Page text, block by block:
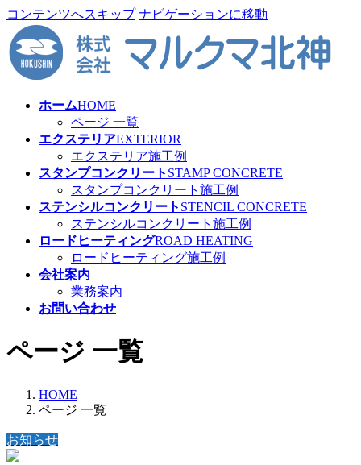
コンテンツへスキップ ナビゲーションに移動
ホームHOME
ページ 一覧
エクステリアEXTERIOR
エクステリア施工例
スタンプコンクリート STAMP CONCRETE
スタンプコンクリート施工例
ステンシルコンクリート STENCIL CONCRETE
ステンシルコンクリート施工例
ロードヒーティングROAD HEATING
ロードヒーティング施工例
会社案内
業務案内
お問い合わせ
ページ 一覧
HOME
ページ 一覧
お知らせ